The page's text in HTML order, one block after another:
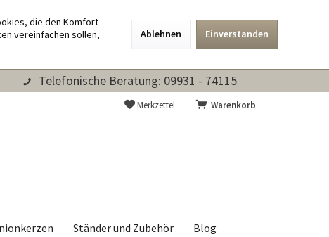
die den Komfort
vereinfachen sollen,
Ablehnen Einverstanden
Telefonische Beratung: 09931 - 74115
Warenkorb
Merkzettel
Ständer und Zubehör Blog